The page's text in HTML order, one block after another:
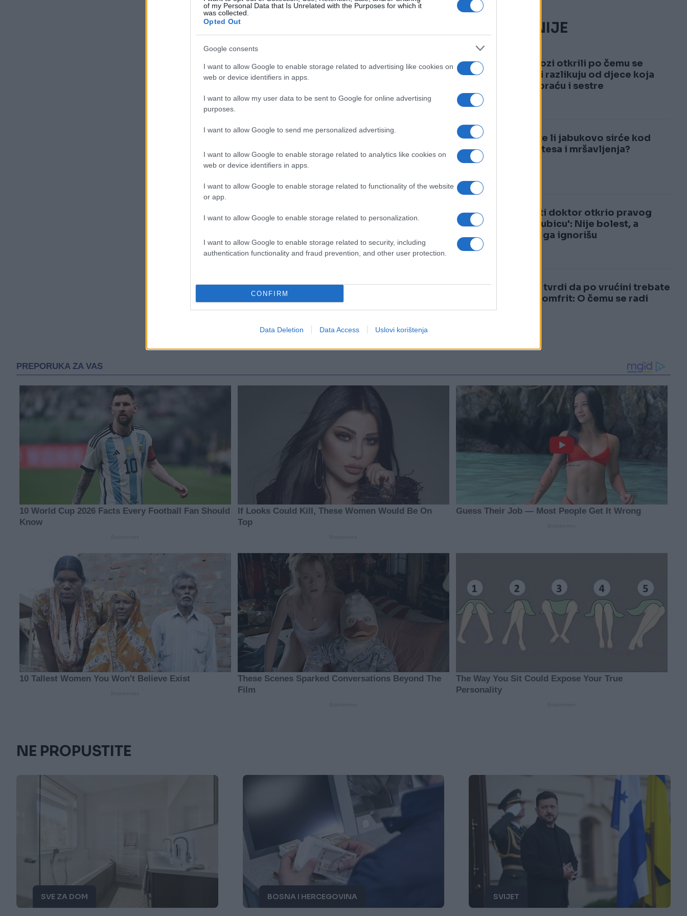
of my Personal Data that Is Unrelated with the Purposes for which it
was collected.
Opted Out
Google consents
I want to allow Google to enable storage related to advertising like cookies on
web or device identifiers in apps.
I want to allow my user data to be sent to Google for online advertising
purposes.
I want to allow Google to send me personalized advertising.
I want to allow Google to enable storage related to analytics like cookies on
web or device identifiers in apps.
I want to allow Google to enable storage related to functionality of the website
or app.
I want to allow Google to enable storage related to personalization.
I want to allow Google to enable storage related to security, including
authentication functionality and fraud prevention, and other user protection.
CONFIRM
Data Deletion Data Access Uslovi korištenja
NAJČITANIJE
1
Psiholozi otkrili po čemu se
jedinci razlikuju od djece koja
imaju braću i sestre
2
Pomaže li jabukovo sirće kod
dijabetesa i mršavljenja?
3
Poznati doktor otkrio pravog
'tihog ubicu': Nije bolest, a
mnogi ga ignorišu
4
Ljekar tvrdi da po vrućini trebate
jesti pomfrit: O čemu se radi
NE PROPUSTITE
SVE ZA DOM BOSNA I HERCEGOVINA SVIJET